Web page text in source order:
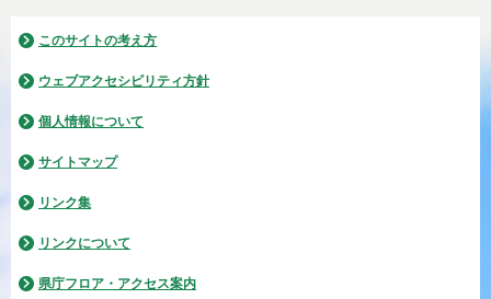
このサイトの考え方
ウェブアクセシビリティ方針
個人情報について
サイトマップ
リンク集
リンクについて
県庁フロア・アクセス案内